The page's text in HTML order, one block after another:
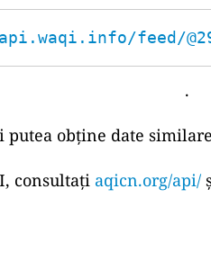
feed/@2919/
.
obține date
consultați aqicn.org/api/